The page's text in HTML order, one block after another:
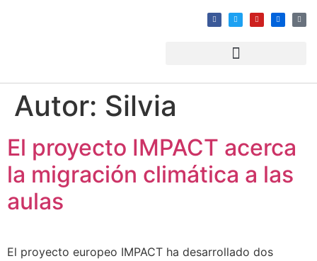
Autor: Silvia
El proyecto IMPACT acerca
la migración climática a las
aulas
El proyecto europeo IMPACT ha desarrollado dos